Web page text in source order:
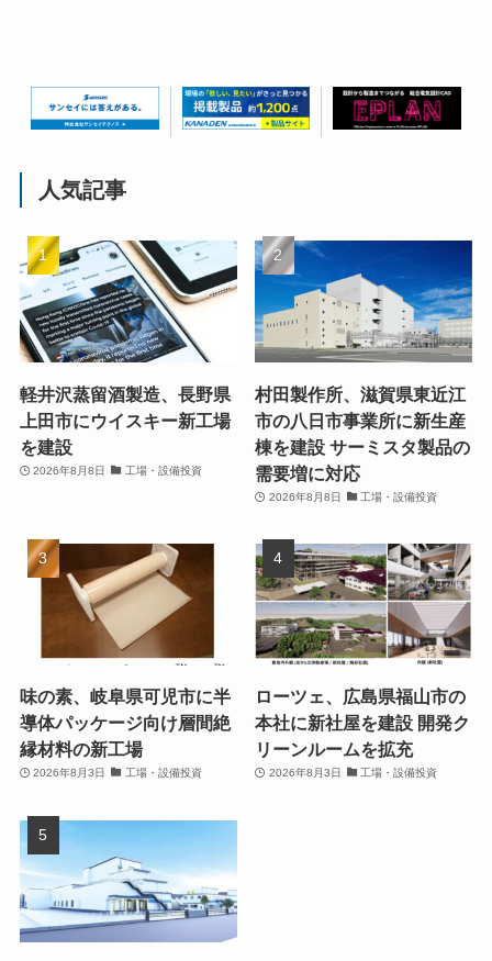
人気記事
軽井沢蒸留酒製造、長野県
上田市にウイスキー新工場
を建設
2026年8月8日 工場・設備投資
村田製作所、滋賀県東近江
市の八日市事業所に新生産
棟を建設 サーミスタ製品の
需要増に対応
2026年8月8日 工場・設備投資
味の素、岐阜県可児市に半
導体パッケージ向け層間絶
縁材料の新工場
2026年8月3日 工場・設備投資
ローツェ、広島県福山市の
本社に新社屋を建設 開発ク
リーンルームを拡充
2026年8月3日 工場・設備投資